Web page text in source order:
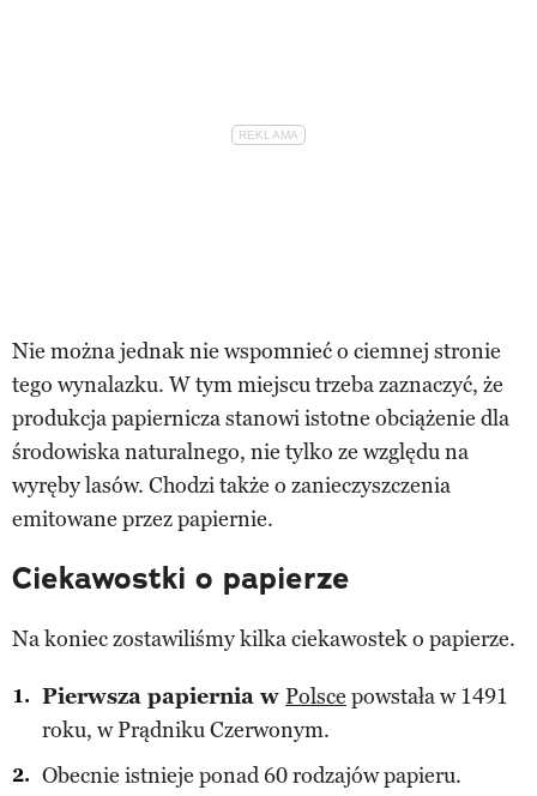
Nie można jednak nie wspomnieć o ciemnej stronie
tego wynalazku. W tym miejscu trzeba zaznaczyć, że
produkcja papiernicza stanowi istotne obciążenie dla
środowiska naturalnego, nie tylko ze względu na
wyręby lasów. Chodzi także o zanieczyszczenia
emitowane przez papiernie.
Ciekawostki o papierze
Na koniec zostawiliśmy kilka ciekawostek o papierze.
Pierwsza papiernia w Polsce powstała w 1491
roku, w Prądniku Czerwonym.
Obecnie istnieje ponad 60 rodzajów papieru.